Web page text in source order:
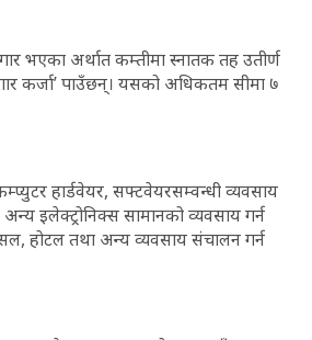
भएका अर्थात कम्तीमा स्नातक तह उतीर्ण
कर्जा’ पाउँछन्। यसको अधिकतम सीमा ७
हार्डवेयर, सफ्टवेयरसम्वन्धी व्यवसाय
इलेक्ट्रोनिक्स सामानको व्यवसाय गर्न
होटल तथा अन्य व्यवसाय संचालन गर्न